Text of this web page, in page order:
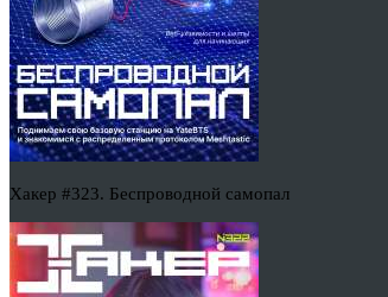
Хакер #323. Беспроводной самопал